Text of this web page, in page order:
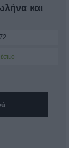
και